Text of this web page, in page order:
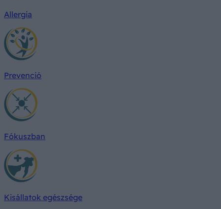
Allergia
Prevenció
Fókuszban
Kisállatok egészsége